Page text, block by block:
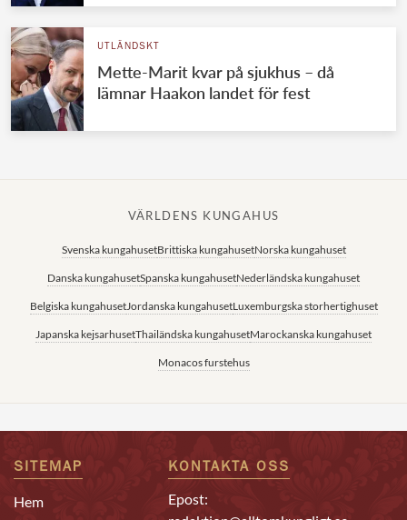
UTLÄNDSKT
Mette-Marit kvar på sjukhus – då
lämnar Haakon landet för fest
VÄRLDENS KUNGAHUS
Svenska kungahusetBrittiska kungahusetNorska kungahuset
Danska kungahusetSpanska kungahusetNederländska kungahuset
Belgiska kungahusetJordanska kungahusetLuxemburgska storhertighuset
Japanska kejsarhusetThailändska kungahusetMarockanska kungahuset
Monacos furstehus
SITEMAP
Hem
KONTAKTA OSS
Epost: